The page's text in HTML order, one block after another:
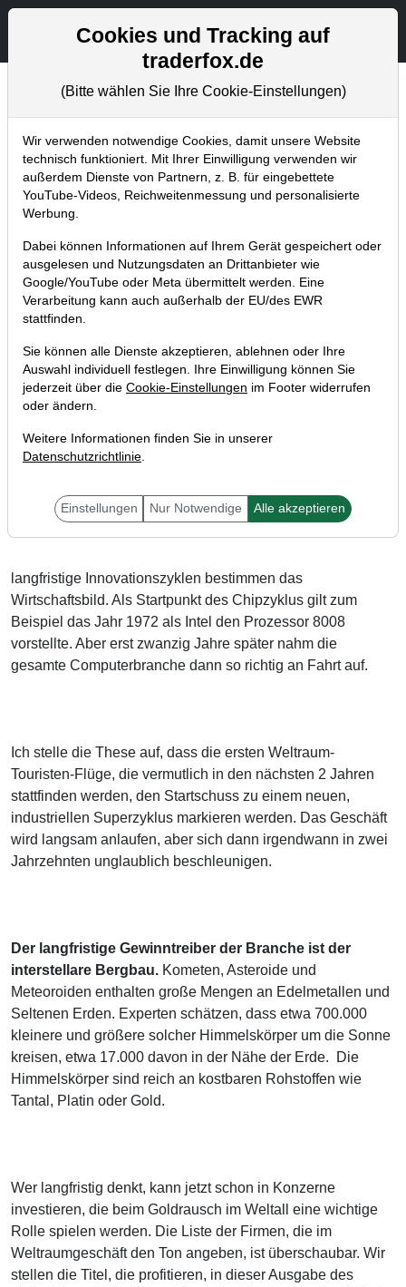
Aktien- und Artikelsuche
Börsenmagazine
Home Blog Börsenmagazine
aktien Magazin Nr. 19:
Goldrausch im Weltall
20.10.2019 um 23:28 Uhr | TraderFox GmbH
langfristige Innovationszyklen bestimmen das
Wirtschaftsbild. Als Startpunkt des Chipzyklus gilt zum
Beispiel das Jahr 1972 als Intel den Prozessor 8008
vorstellte. Aber erst zwanzig Jahre später nahm die
gesamte Computerbranche dann so richtig an Fahrt auf.
Ich stelle die These auf, dass die ersten Weltraum-
Touristen-Flüge, die vermutlich in den nächsten 2 Jahren
stattfinden werden, den Startschuss zu einem neuen,
industriellen Superzyklus markieren werden. Das Geschäft
wird langsam anlaufen, aber sich dann irgendwann in zwei
Jahrzehnten unglaublich beschleunigen.
Der langfristige Gewinntreiber der Branche ist der
interstellare Bergbau. Kometen, Asteroide und
Meteoroiden enthalten große Mengen an Edelmetallen und
Seltenen Erden. Experten schätzen, dass etwa 700.000
kleinere und größere solcher Himmelskörper um die Sonne
kreisen, etwa 17.000 davon in der Nähe der Erde. Die
Himmelskörper sind reich an kostbaren Rohstoffen wie
Tantal, Platin oder Gold.
Wer langfristig denkt, kann jetzt schon in Konzerne
investieren, die beim Goldrausch im Weltall eine wichtige
Rolle spielen werden. Die Liste der Firmen, die im
Weltraumgeschäft den Ton angeben, ist überschaubar. Wir
stellen die Titel, die profitieren, in dieser Ausgabe des
Cookies und Tracking auf
traderfox.de
(Bitte wählen Sie Ihre Cookie-Einstellungen)
Wir verwenden notwendige Cookies, damit unsere Website
technisch funktioniert. Mit Ihrer Einwilligung verwenden wir
außerdem Dienste von Partnern, z. B. für eingebettete
YouTube-Videos, Reichweitenmessung und personalisierte
Werbung.
Dabei können Informationen auf Ihrem Gerät gespeichert oder
ausgelesen und Nutzungsdaten an Drittanbieter wie
Google/YouTube oder Meta übermittelt werden. Eine
Verarbeitung kann auch außerhalb der EU/des EWR
stattfinden.
Sie können alle Dienste akzeptieren, ablehnen oder Ihre
Auswahl individuell festlegen. Ihre Einwilligung können Sie
jederzeit über die Cookie-Einstellungen im Footer widerrufen
oder ändern.
Weitere Informationen finden Sie in unserer
Datenschutzrichtlinie.
Einstellungen Nur Notwendige Alle akzeptieren